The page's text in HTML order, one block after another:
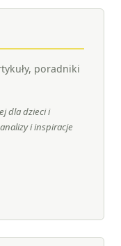
poradniki
dla dzieci i
i inspiracje